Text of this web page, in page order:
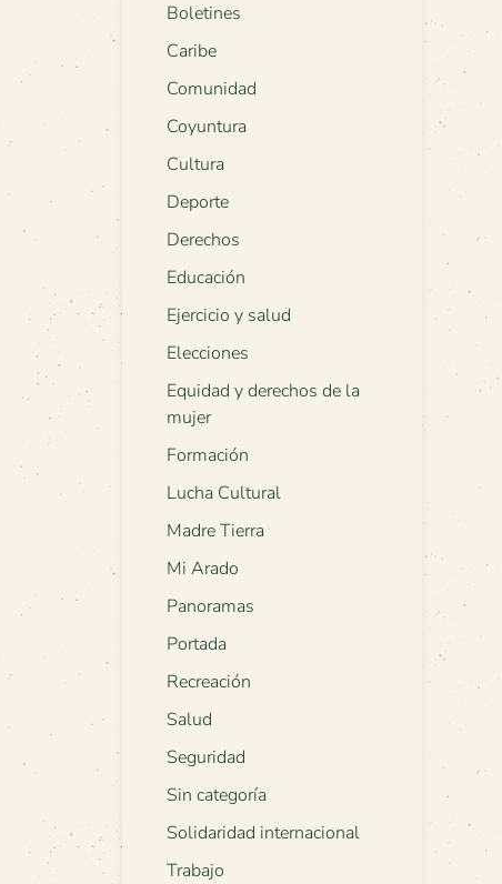
Boletines
Caribe
Comunidad
Coyuntura
Cultura
Deporte
Derechos
Educación
Ejercicio y salud
Elecciones
Equidad y derechos de la
mujer
Formación
Lucha Cultural
Madre Tierra
Mi Arado
Panoramas
Portada
Recreación
Salud
Seguridad
Sin categoría
Solidaridad internacional
Trabajo